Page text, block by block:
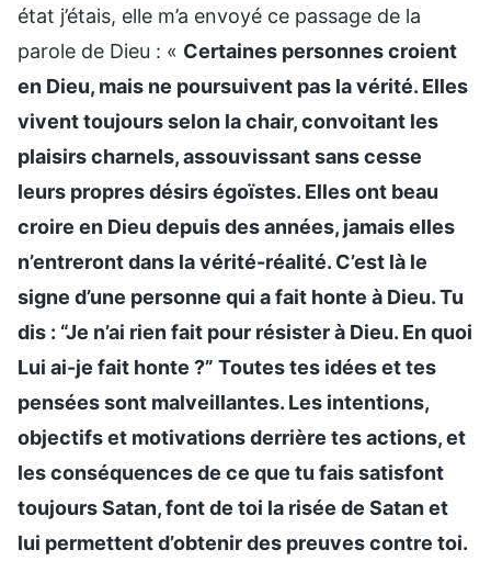
état j’étais, elle m’a envoyé ce passage de la
parole de Dieu : « Certaines personnes croient
en Dieu, mais ne poursuivent pas la vérité. Elles
vivent toujours selon la chair, convoitant les
plaisirs charnels, assouvissant sans cesse
leurs propres désirs égoïstes. Elles ont beau
croire en Dieu depuis des années, jamais elles
n’entreront dans la vérité-réalité. C’est là le
signe d’une personne qui a fait honte à Dieu. Tu
dis : “Je n’ai rien fait pour résister à Dieu. En quoi
Lui ai-je fait honte ?” Toutes tes idées et tes
pensées sont malveillantes. Les intentions,
objectifs et motivations derrière tes actions, et
les conséquences de ce que tu fais satisfont
toujours Satan, font de toi la risée de Satan et
lui permettent d’obtenir des preuves contre toi.